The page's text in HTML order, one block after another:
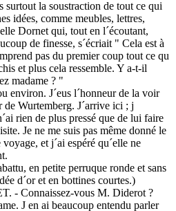
surtout la soustraction de tout ce qui
idées, comme meubles, lettres,
Dornet qui, tout en l´écoutant,
de finesse, s´écriait " Cela est à
pas du premier coup tout ce qu
et plus cela ressemble. Y a-t-il
madame ? "
environ. J´eus l´honneur de la voir
Wurtemberg. J´arrive ici ; j
rien de plus pressé que de lui faire
Je ne me suis pas même donné le
et j´ai espéré qu´elle ne
en petite perruque ronde et sans
d´or et en bottines courtes.)
- Connaissez-vous M. Diderot ?
J en ai beaucoup entendu parler